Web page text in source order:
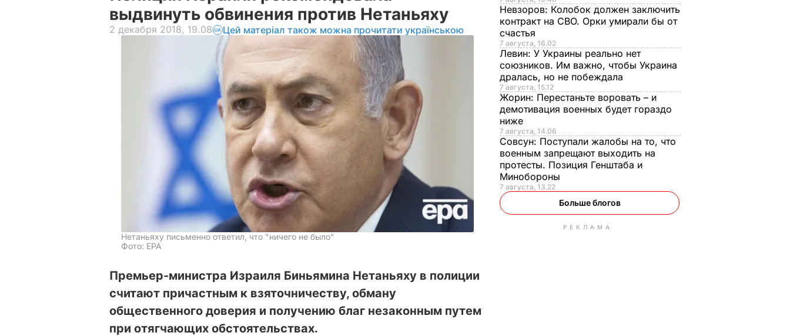
выдвинуть обвинения против Нетаньяху
2 декабря 2018, 19.08 Цей матеріал також можна прочитати українською
Нетаньяху письменно ответил, что "ничего не было"
Фото: ЕРА
Премьер-министра Израиля Биньямина Нетаньяху в полиции
считают причастным к взяточничеству, обману
общественного доверия и получению благ незаконным путем
при отягчающих обстоятельствах.
Невзоров: Колобок должен заключить
контракт на СВО. Орки умирали бы от
счастья
7 августа, 16.02
Левин: У Украины реально нет
союзников. Им важно, чтобы Украина
дралась, но не побеждала
7 августа, 15.12
Жорин: Перестаньте воровать – и
демотивация военных будет гораздо
ниже
7 августа, 14.06
Совсун: Поступали жалобы на то, что
военным запрещают выходить на
протесты. Позиция Генштаба и
Минобороны
7 августа, 13.22
Больше блогов
РЕКЛАМА